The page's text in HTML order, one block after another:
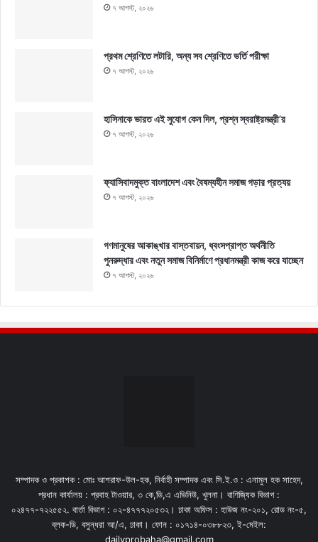
৭ আগস্ট, ২০২৬
প্রথম শ্রেণিতে লটারি, অন্য সব শ্রেণিতে ভর্তি পরীক্ষা
৭ আগস্ট, ২০২৬
হাসিনাকে ভারত এই সুযোগ কেন দিল, প্রশ্ন স্বরাষ্ট্রমন্ত্রী’র
৭ আগস্ট, ২০২৬
ফ্যাসিবাদমুক্ত বাংলাদেশ এবং বৈষম্যহীন সমাজ গড়ার প্রত্যয়
৭ আগস্ট, ২০২৬
গণমানুষের আকাঙ্খার বাস্তবায়ন, ধ্বংসপ্রাপ্ত অর্থনীতি
পুনরুদ্ধার এবং নতুন সমাজ বিনির্মাণে প্রধানমন্ত্রী কাজ করে যাচ্ছেন
৭ আগস্ট, ২০২৬
সম্পাদক ও প্রকাশক : মোঃ আশরাফ-উল-হক, নির্বাহী সম্পাদক এবং সি.ই.ও : এনামুল হক সাহেদ,
প্রধান কার্যালয় : প্রবাহ টাওয়ার, ৩ কে,ডি,এ এভিনিউ, খুলনা। বাণিজ্যিক বিভাগ :
০২৪৭৭-৭২২৫৫২. বার্তা বিভাগ : ০২-৪৭৭৭২০৫৩২। ঢাকা অফিস : হাউজ নং-২০১, রোড নং-৫,
ব্লক-ডি, বসুন্ধরা আ/এ, ঢাকা। ফোন : ০১৭১৪-০৩৮৮২৩, ই-মেইল:
dailyprobaha@gmail.com